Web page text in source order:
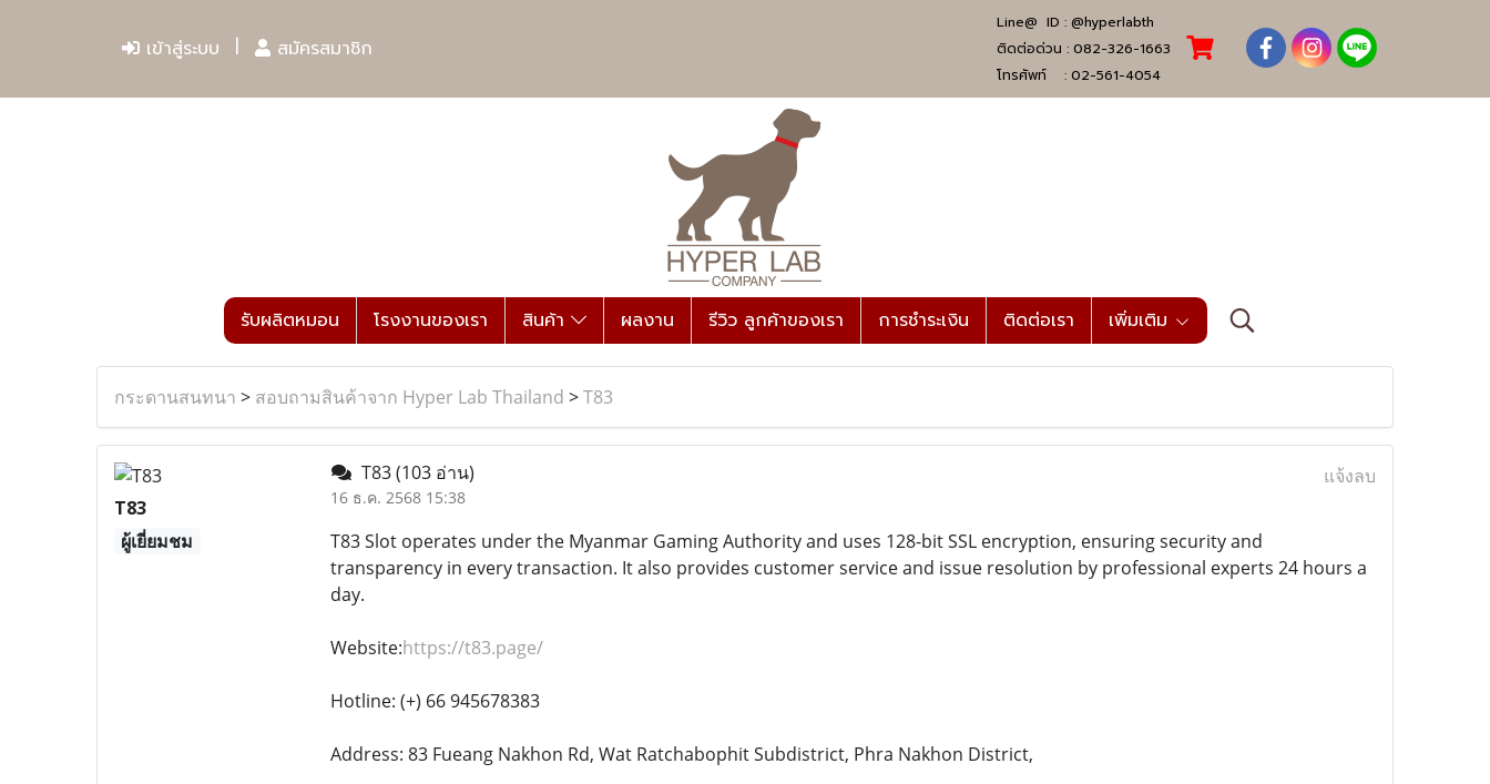
เข้าสู่ระบบ สมัครสมาชิก
Line@ ID : @hyperlabth
ติดต่อด่วน : 082-326-1663
โทรศัพท์ : 02-561-4054
รับผลิตหมอน โรงงานของเรา สินค้า ผลงาน รีวิว ลูกค้าของเรา การชำระเงิน ติดต่อเรา เพิ่มเติม
กระดานสนทนา > สอบถามสินค้าจาก Hyper Lab Thailand >T83
T83
ผู้เยี่ยมชม
T83(103 อ่าน)
16 ธ.ค. 2568 15:38
แจ้งลบ
T83 Slot operates under the Myanmar Gaming Authority and uses 128-bit SSL encryption, ensuring security and
transparency in every transaction. It also provides customer service and issue resolution by professional experts 24 hours a
day.
Website:https://t83.page/
Hotline: (+) 66 945678383
Address: 83 Fueang Nakhon Rd, Wat Ratchabophit Subdistrict, Phra Nakhon District,